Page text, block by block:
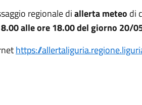
regionale diallerta meteo di
alle ore 18.00 del giorno 20/
https://